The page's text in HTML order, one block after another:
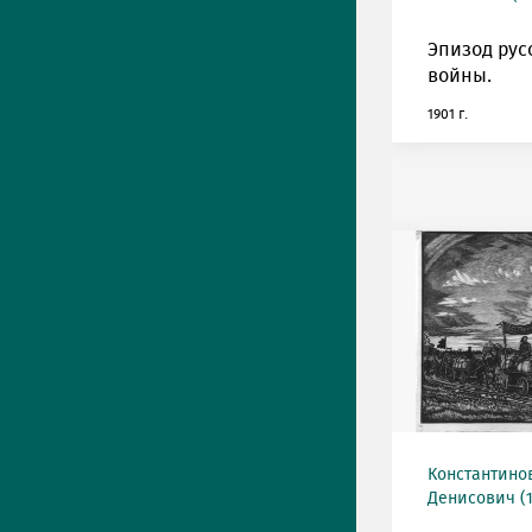
Эпизод
войны.
1901 г.
Денисович